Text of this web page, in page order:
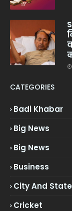
CATEGORIES
Badi Khabar
Big News
Big News
Business
City And State
Cricket